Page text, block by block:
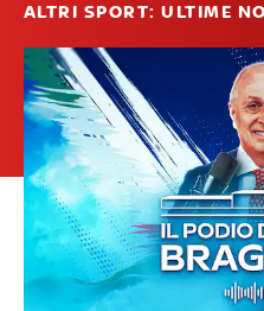
ALTRI SPORT: ULTIME